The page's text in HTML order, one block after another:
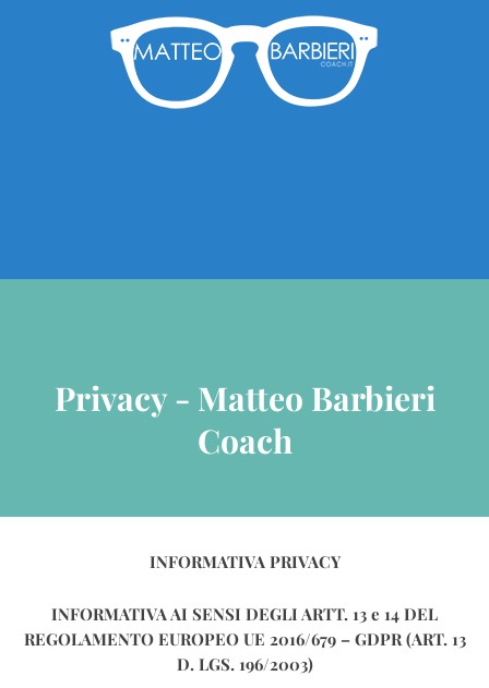
Privacy - Matteo Barbieri
Coach
INFORMATIVA PRIVACY
INFORMATIVA AI SENSI DEGLI ARTT. 13 e 14 DEL
REGOLAMENTO EUROPEO UE 2016/679 – GDPR (ART. 13
D. LGS. 196/2003)